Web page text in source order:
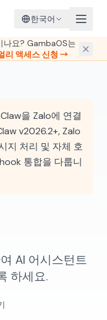
한국어
나요? GambaOS는
리 액세스 신청 →
을 Zalo에 연결
v2026.2+, Zalo
지 처리 및 자체 호
통합을 다룹니
AI 어시스턴트
하세요.